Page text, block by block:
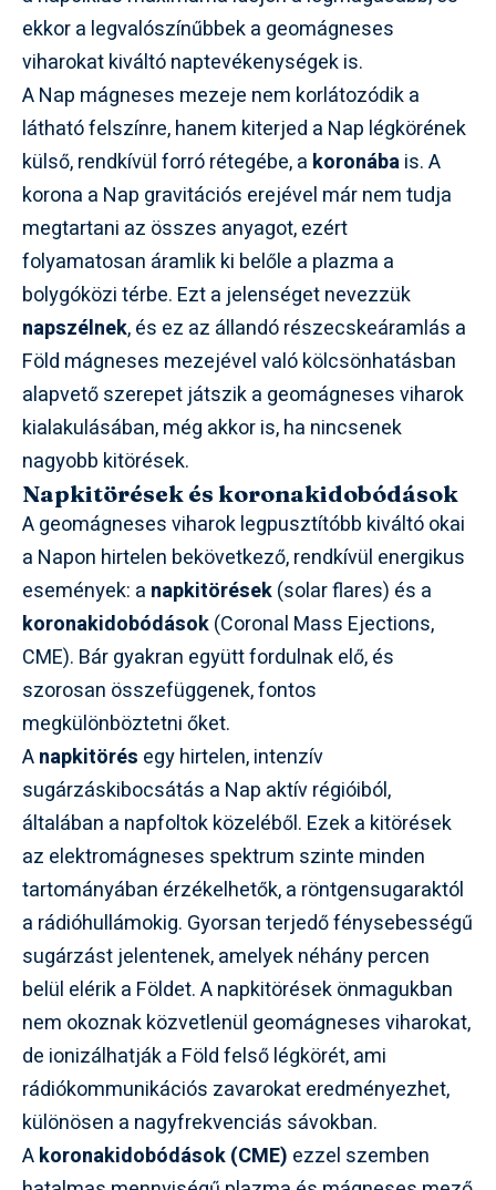
ekkor a legvalószínűbbek a geomágneses
viharokat kiváltó naptevékenységek is.
A Nap mágneses mezeje nem korlátozódik a
látható felszínre, hanem kiterjed a Nap légkörének
külső, rendkívül forró rétegébe, a koronábais. A
korona a Nap gravitációs erejével már nem tudja
megtartani az összes anyagot, ezért
folyamatosan áramlik ki belőle a plazma a
bolygóközi térbe. Ezt a jelenséget nevezzük
napszélnek, és ez az állandó részecskeáramlás a
Föld mágneses mezejével való kölcsönhatásban
alapvető szerepet játszik a geomágneses viharok
kialakulásában, még akkor is, ha nincsenek
nagyobb kitörések.
Napkitörések és koronakidobódások
A geomágneses viharok legpusztítóbb kiváltó okai
a Napon hirtelen bekövetkező, rendkívül energikus
események: a napkitörések(solar flares) és a
koronakidobódások(Coronal Mass Ejections,
CME). Bár gyakran együtt fordulnak elő, és
szorosan összefüggenek, fontos
megkülönböztetni őket.
Anapkitörés egy hirtelen, intenzív
sugárzáskibocsátás a Nap aktív régióiból,
általában a napfoltok közeléből. Ezek a kitörések
az elektromágneses spektrum szinte minden
tartományában érzékelhetők, a röntgensugaraktól
a rádióhullámokig. Gyorsan terjedő fénysebességű
sugárzást jelentenek, amelyek néhány percen
belül elérik a Földet. A napkitörések önmagukban
nem okoznak közvetlenül geomágneses viharokat,
de ionizálhatják a Föld felső légkörét, ami
rádiókommunikációs zavarokat eredményezhet,
különösen a nagyfrekvenciás sávokban.
Akoronakidobódások (CME) ezzel szemben